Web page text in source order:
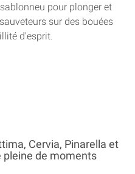
pour plonger et
sur des bouées
d'esprit.
Cervia, Pinarella et
pleine de moments